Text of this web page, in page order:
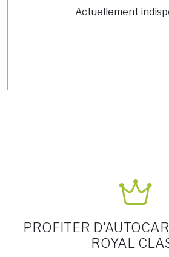
Actuellement
PROFITER
ROYAL